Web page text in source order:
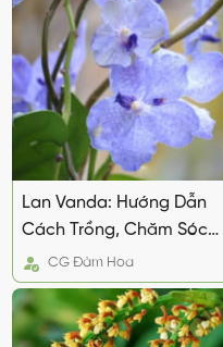
Lan Vanda: Hướng Dẫn
Cách Trồng, Chăm Sóc
Để Hoa nở đẹp
CGĐàm Hoa